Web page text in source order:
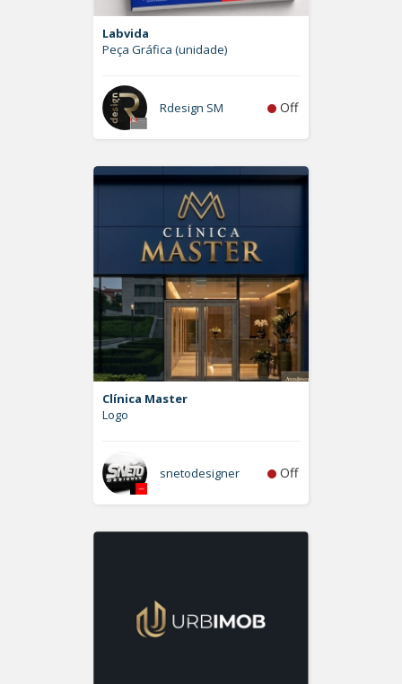
Labvida
Peça Gráfica (unidade)
Rdesign SM Off
Clínica Master
Logo
snetodesigner Off